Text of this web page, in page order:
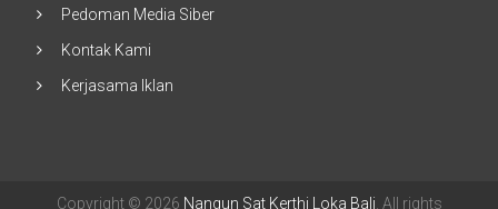
Pedoman Media Siber
Kontak Kami
Kerjasama Iklan
Copyright © 2026 Nangun Sat Kerthi Loka Bali . All rights